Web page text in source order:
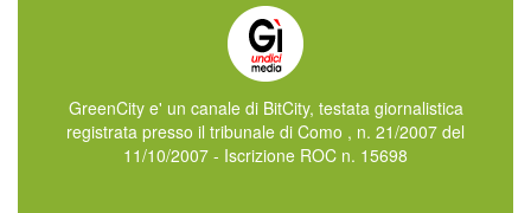
GreenCity e' un canale di BitCity, testata giornalistica
registrata presso il tribunale di Como , n. 21/2007 del
11/10/2007 - Iscrizione ROC n. 15698